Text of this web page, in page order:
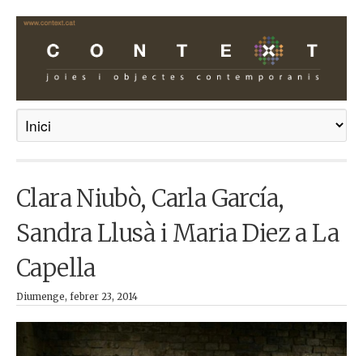
Clara Niubò, Carla García,
Sandra Llusà i Maria Diez a La
Capella
Diumenge, febrer 23, 2014